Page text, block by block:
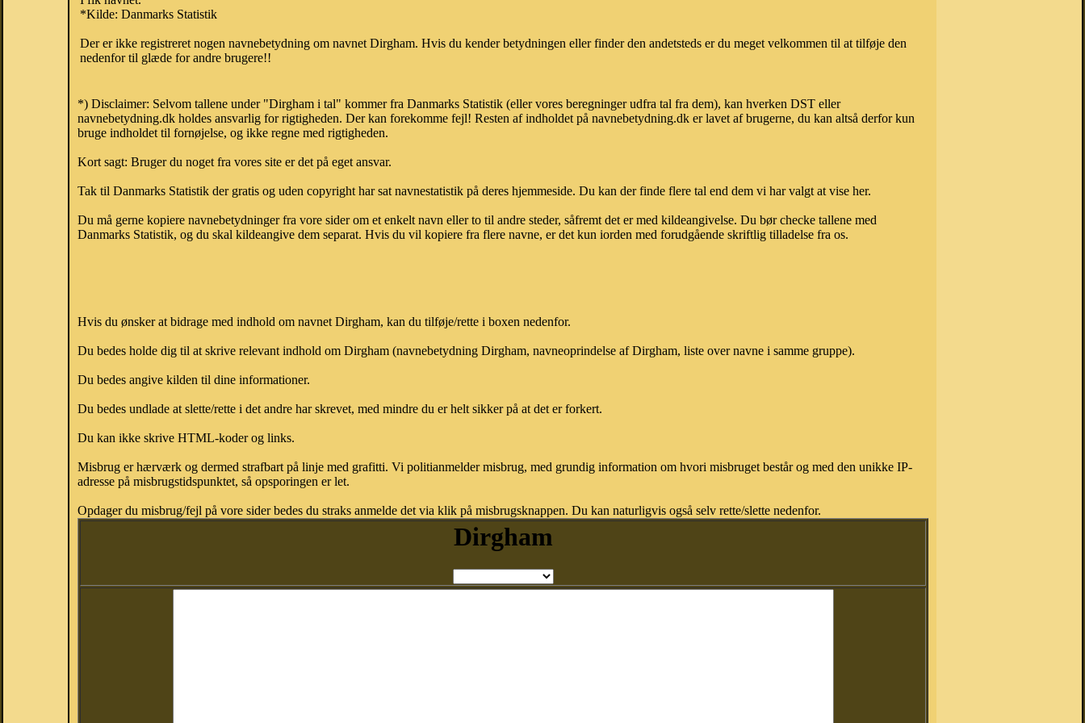
*Kilde: Danmarks Statistik
Der er ikke registreret nogen navnebetydning om navnet Dirgham. Hvis du kender betydningen eller finder den andetsteds er du meget velkommen til at tilføje den
nedenfor til glæde for andre brugere!!
*) Disclaimer: Selvom tallene under "Dirgham i tal" kommer fra Danmarks Statistik (eller vores beregninger udfra tal fra dem), kan hverken DST eller
navnebetydning.dk holdes ansvarlig for rigtigheden. Der kan forekomme fejl! Resten af indholdet på navnebetydning.dk er lavet af brugerne, du kan altså derfor kun
bruge indholdet til fornøjelse, og ikke regne med rigtigheden.
Kort sagt: Bruger du noget fra vores site er det på eget ansvar.
Tak til Danmarks Statistik der gratis og uden copyright har sat navnestatistik på deres hjemmeside. Du kan der finde flere tal end dem vi har valgt at vise her.
Du må gerne kopiere navnebetydninger fra vore sider om et enkelt navn eller to til andre steder, såfremt det er med kildeangivelse. Du bør checke tallene med
Danmarks Statistik, og du skal kildeangive dem separat. Hvis du vil kopiere fra flere navne, er det kun iorden med forudgående skriftlig tilladelse fra os.
Hvis du ønsker at bidrage med indhold om navnet Dirgham, kan du tilføje/rette i boxen nedenfor.
Du bedes holde dig til at skrive relevant indhold om Dirgham (navnebetydning Dirgham, navneoprindelse af Dirgham, liste over navne i samme gruppe).
Du bedes angive kilden til dine informationer.
Du bedes undlade at slette/rette i det andre har skrevet, med mindre du er helt sikker på at det er forkert.
Du kan ikke skrive HTML-koder og links.
Misbrug er hærværk og dermed strafbart på linje med grafitti. Vi politianmelder misbrug, med grundig information om hvori misbruget består og med den unikke IP-
adresse på misbrugstidspunktet, så opsporingen er let.
Opdager du misbrug/fejl på vore sider bedes du straks anmelde det via klik på misbrugsknappen. Du kan naturligvis også selv rette/slette nedenfor.
Dirgham